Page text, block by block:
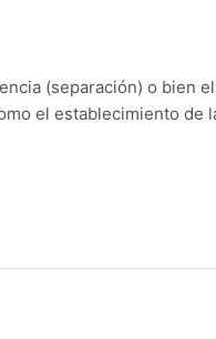
(separación) o bien
el establecimiento de